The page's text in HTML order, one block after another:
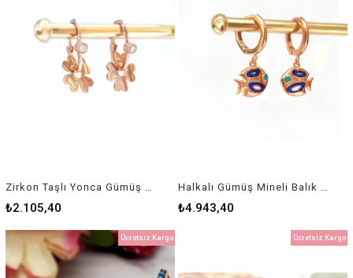
Zirkon Taşlı Yonca Gümüş Küpe
₺2.105,40
Halkalı Gümüş Mineli Balık Küpe
₺4.943,40
Ücretsiz Kargo Ücretsiz Kargo